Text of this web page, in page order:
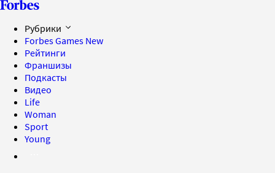
Рубрики
Forbes Games New
Рейтинги
Франшизы
Подкасты
Видео
Life
Woman
Sport
Young